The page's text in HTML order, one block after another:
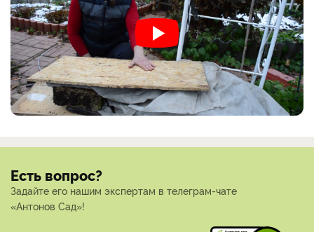
Есть вопрос?
Задайте его нашим экспертам в телеграм-чате
«Антонов Сад»!